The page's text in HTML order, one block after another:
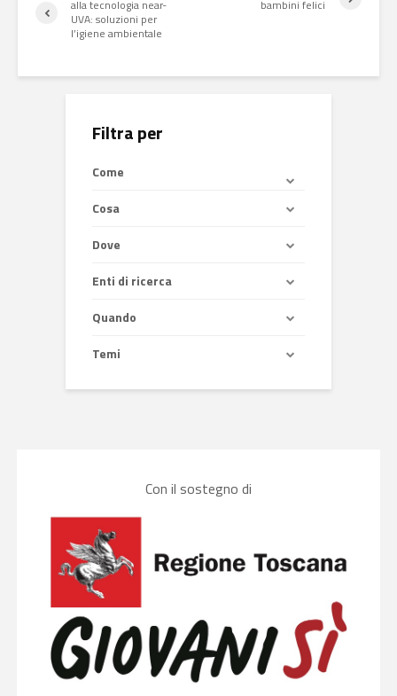
alla tecnologia near-
UVA: soluzioni per
l’igiene ambientale
bambini felici
Filtra per
Come
Cosa
Dove
Enti di ricerca
Quando
Temi
Con il sostegno di